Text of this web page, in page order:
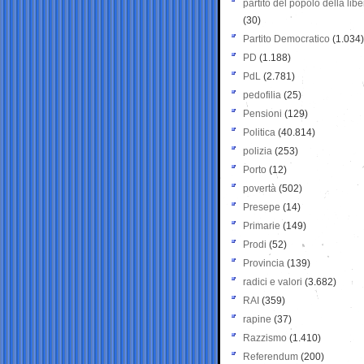
partito del popolo della
(30)
Partito Democratico (1.034)
PD (1.188)
PdL (2.781)
pedofilia (25)
Pensioni (129)
Politica (40.814)
polizia (253)
Porto (12)
povertà (502)
Presepe (14)
Primarie (149)
Prodi (52)
Provincia (139)
radici e valori (3.682)
RAI (359)
rapine (37)
Razzismo (1.410)
Referendum (200)